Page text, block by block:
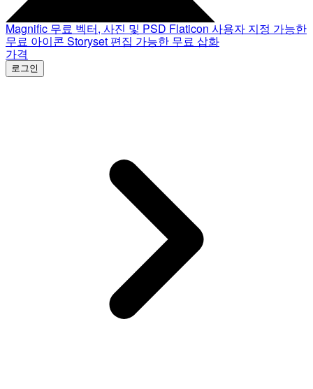
Magnific 무료 벡터, 사진 및 PSD Flaticon 사용자 지정 가능한
무료 아이콘 Storyset 편집 가능한 무료 삽화
가격
로그인